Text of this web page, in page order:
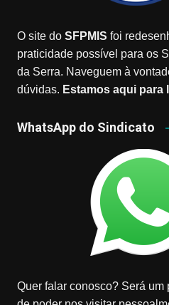
O site do SFPMIS foi
praticidade possível para os
da Serra. Naveguem à
dúvidas. Estamos aqui
WhatsApp do Sindicato
Quer falar conosco? Será um